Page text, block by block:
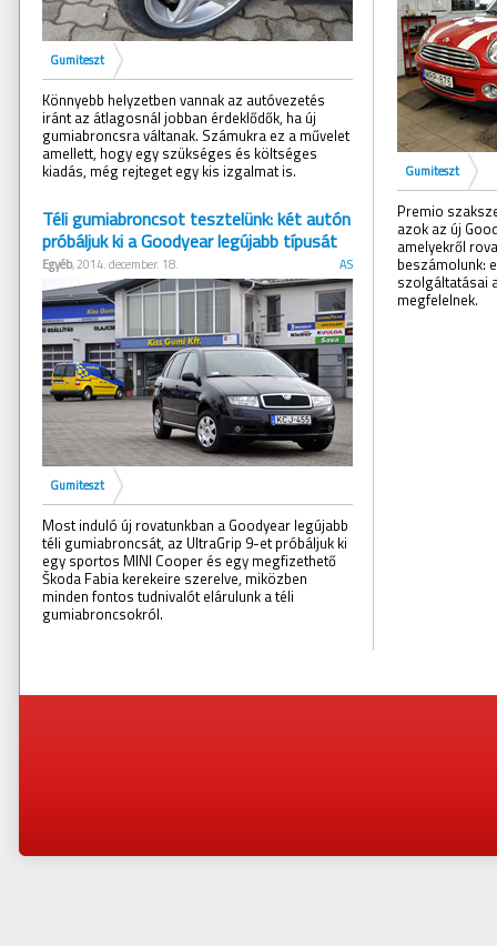
Gumiteszt
Könnyebb helyzetben vannak az autóvezetés
iránt az átlagosnál jobban érdeklődők, ha új
gumiabroncsra váltanak. Számukra ez a művelet
amellett, hogy egy szükséges és költséges
kiadás, még rejteget egy kis izgalmat is.
Téli gumiabroncsot tesztelünk: két autón
próbáljuk ki a Goodyear legújabb típusát
Egyéb, 2014. december. 18. AS
Gumiteszt
Most induló új rovatunkban a Goodyear legújabb
téli gumiabroncsát, az UltraGrip 9-et próbáljuk ki
egy sportos MINI Cooper és egy megfizethető
Škoda Fabia kerekeire szerelve, miközben
minden fontos tudnivalót elárulunk a téli
gumiabroncsokról.
Gumiteszt
Premio
azok az új
amelyekről
beszámolunk:
szolgáltatásai
megfelelnek.